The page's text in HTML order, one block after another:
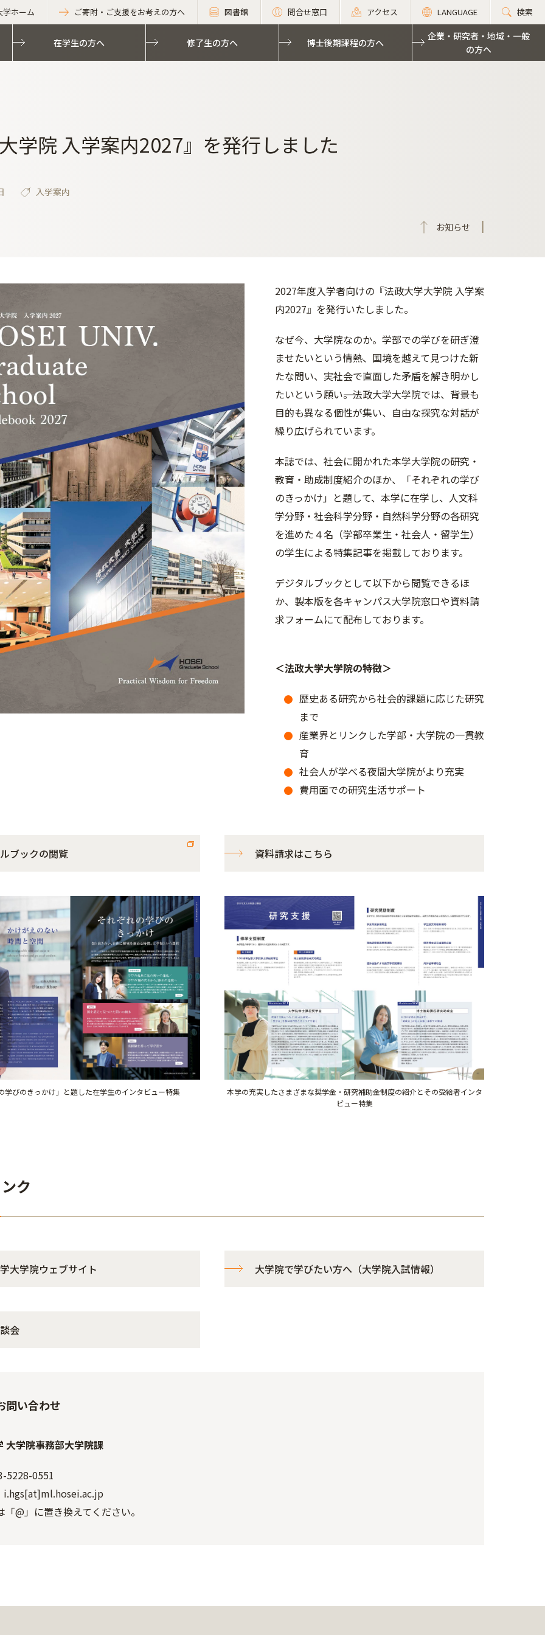
学ホーム ご寄附・ご支援をお考えの方へ 図書館 問合せ窓口 アクセス LANGUAGE 検索
在学生の方へ 修了生の方へ 博士後期課程の方へ
企業・研究者・地域・一般
の方へ
学院 入学案内2027』を発行しました
入学案内
お知らせ
2027年度入学者向けの『法政大学大学院 入学案
内2027』を発行いたしました。
なぜ今、大学院なのか。学部での学びを研ぎ澄
ませたいという情熱、国境を越えて見つけた新
たな問い、実社会で直面した矛盾を解き明かし
たいという願い――。法政大学大学院では、背景も
目的も異なる個性が集い、自由な探究な対話が
繰り広げられています。
本誌では、社会に開かれた本学大学院の研究・
教育・助成制度紹介のほか、「それぞれの学び
のきっかけ」と題して、本学に在学し、人文科
学分野・社会科学分野・自然科学分野の各研究
を進めた４名（学部卒業生・社会人・留学生）
の学生による特集記事を掲載しております。
デジタルブックとして以下から閲覧できるほ
か、製本版を各キャンパス大学院窓口や資料請
求フォームにて配布しております。
＜法政大学大学院の特徴＞
歴史ある研究から社会的課題に応じた研究
まで
産業界とリンクした学部・大学院の一貫教
育
社会人が学べる夜間大学院がより充実
費用面での研究生活サポート
ブックの閲覧 資料請求はこちら
学びのきっかけ」と題した在学生のインタビュー特集
本学の充実したさまざまな奨学金・研究補助金制度の紹介とその受給者インタ
ビュー特集
ク
大学院ウェブサイト 大学院で学びたい方へ（大学院入試情報）
会
問い合わせ
大学院事務部大学院課
5228-0551
i.hgs[at]ml.hosei.ac.jp
@」に置き換えてください。